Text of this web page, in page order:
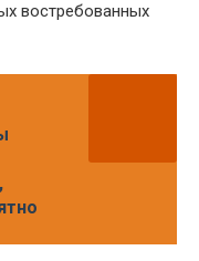
востребованных